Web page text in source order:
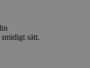
sätt.